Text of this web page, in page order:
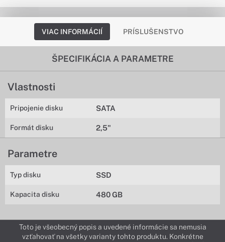
VIAC INFORMÁCIÍ PRÍSLUŠENSTVO
ŠPECIFIKÁCIA A PARAMETRE
Vlastnosti
Pripojenie disku SATA
Formát disku 2,5"
Parametre
Typ disku SSD
Kapacita disku 480 GB
Toto je všeobecný popis a uvedené informácie sa nemusia
vzťahovať na všetky varianty tohto produktu. Konkrétne